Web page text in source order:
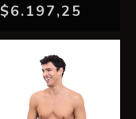
$6.197,25